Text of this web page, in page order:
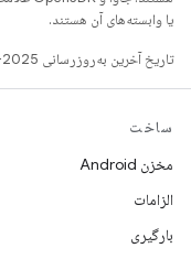
یا وابسته‌های آن هستند.
تاریخ آخرین به‌روزرسانی 2025-07-29 به‌وقت ساعت هماهنگ جهانی.
ساخت
مخزن Android
الزامات
بارگیری